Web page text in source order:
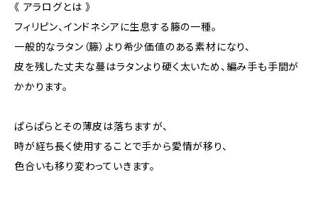
《 アラログとは 》
フィリピン、インドネシアに生息する籐の一種。
一般的なラタン（籐）より希少価値のある素材になり、
皮を残した丈夫な蔓はラタンより硬く太いため、編み手も手間が
かかります。
ぱらぱらとその薄皮は落ちますが、
時が経ち長く使用することで手から愛情が移り、
色合いも移り変わっていきます。